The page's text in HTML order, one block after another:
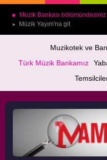
Müzik Bankası bölümündesiniz
➤ Müzik Yayım'na git
Muzikotek ve
Türk Müzik Bankamız